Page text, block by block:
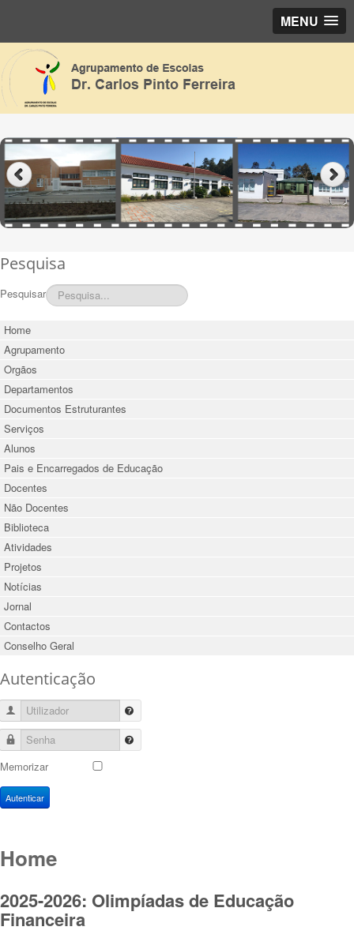
MENU
Pesquisa
Pesquisar
Home
Agrupamento
Orgãos
Departamentos
Documentos Estruturantes
Serviços
Alunos
Pais e Encarregados de Educação
Docentes
Não Docentes
Biblioteca
Atividades
Projetos
Notícias
Jornal
Contactos
Conselho Geral
Autenticação
Utilizador
Senha
Memorizar
Autenticar
Home
2025-2026: Olimpíadas de Educação
Financeira